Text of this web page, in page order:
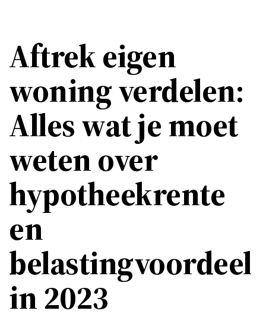
Aftrek eigen
woning verdelen:
Alles wat je moet
weten over
hypotheekrente
en
belastingvoordeel
in 2023